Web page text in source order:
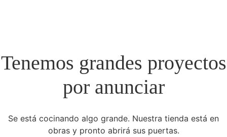
Tenemos grandes proyectos
por anunciar
Se está cocinando algo grande. Nuestra tienda está en
obras y pronto abrirá sus puertas.